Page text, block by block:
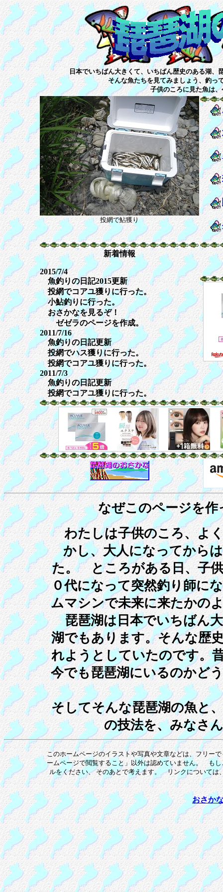
日本でいちばん大きくて、いちばん歴史のある湖
そんな魚たちを見てみましょう、釣
子供のころに見た魚は
投網で鮎獲り
お
ホ
琵
新着情報
2015/7/4
魚釣りの日記2015更新
投網でコアユ獲りに行った。
小鮎釣りに行った。
おさかなを見るぞ！
ゼゼラのページを作成。
2011/7/16
魚釣りの日記更新
投網でハス獲りに行った。
投網でコアユ獲りに行った。
2011/7/3
魚釣りの日記更新
投網でコアユ獲りに行った。
なぜこのページを
わたしは子供のころ、よ
かし、大人になってから
た。 ところがある日、子
０代になって突然釣り師に
ムマシンで未来に来たかの
琵琶湖は日本でいちばん
湖でもあります。そんな歴
れようとしていたのです。
今でも琵琶湖にいるのかど
そしてそんな琵琶湖の魚と
の技法を、みなさ
このホームページのイラストや写真や文章などは、フリー
ームページで閲覧すること」以外は認めていません。 も
ルをください、 そのあとで考えます。 リンクについては
おさか